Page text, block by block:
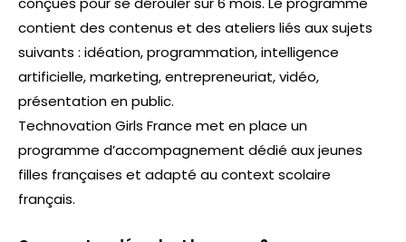
contient des contenus et des ateliers liés aux sujets
suivants : idéation, programmation, intelligence
artificielle, marketing, entrepreneuriat, vidéo,
présentation en public.
Technovation Girls France met en place un
programme d’accompagnement dédié aux jeunes
filles françaises et adapté au context scolaire
français.